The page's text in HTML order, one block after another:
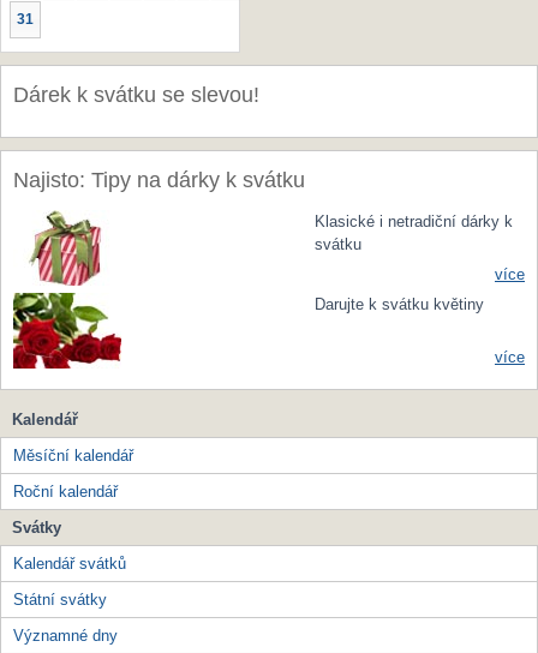
31
Dárek k svátku se slevou!
Najisto: Tipy na dárky k svátku
Klasické i netradiční dárky k
svátku
více
Darujte k svátku květiny
více
Kalendář
Měsíční kalendář
Roční kalendář
Svátky
Kalendář svátků
Státní svátky
Významné dny